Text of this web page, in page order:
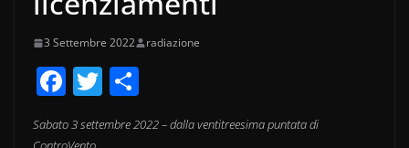
3 Settembre 2022 radiazione
F
a
c
T
w
itt
o
n
Sabato 3 settembre 2022 – dalla ventitreesima puntata di